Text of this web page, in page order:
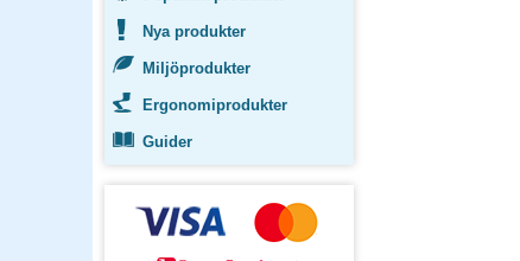
Nya produkter
Miljöprodukter
Ergonomiprodukter
Guider